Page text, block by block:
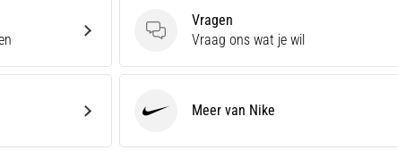
Vragen
Vragen
Vraag ons wat je wil
Meer van Nike